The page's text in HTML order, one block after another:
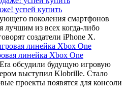
успей купить
поколения смартфонов
лучшим из всех когда-либо
создатели iPhone X.
линейка Xbox One
обсудили будущую игровую
выступил Klobrille. Стало
проекты появятся для консоли